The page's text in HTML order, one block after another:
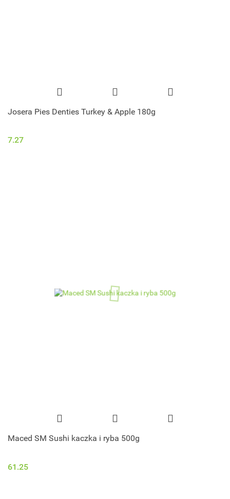
Josera Pies Denties Turkey & Apple 180g
7.27
Maced SM Sushi kaczka i ryba 500g
61.25